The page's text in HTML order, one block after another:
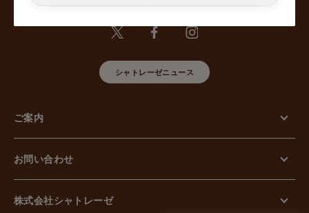
5. 個人情報の安全管理のために講じた措置について
当社は外的環境を把握した上で個人情報の安全管理のため
に以下の措置をしております。
組織体制の整備、個人情報の取扱いに係る規律に従った運
用、個人情報の取扱い状況を確認する手段の整備、漏えい
等事案に対応する体制の整備、取扱い状況の把握及び安全
【人的安全管理措置】
期的な教育等を行っております。また、個人情報の秘密保
【物理的安全管理措置】
止、個人情報の削除及び機器、電子媒体等の廃棄に関し
て、必要な措置を講じています。
シャトレーゼニュース
ご案内
お問い合わせ
株式会社シャトレーゼ